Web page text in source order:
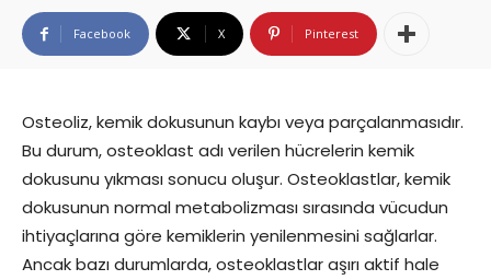
Facebook X Pinterest
Osteoliz, kemik dokusunun kaybı veya parçalanmasıdır.
Bu durum, osteoklast adı verilen hücrelerin kemik
dokusunu yıkması sonucu oluşur. Osteoklastlar, kemik
dokusunun normal metabolizması sırasında vücudun
ihtiyaçlarına göre kemiklerin yenilenmesini sağlarlar.
Ancak bazı durumlarda, osteoklastlar aşırı aktif hale